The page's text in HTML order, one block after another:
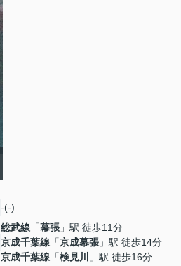
-(-)
総武線 「幕張 」駅 徒歩11分
京成千葉線 「京成幕張 」駅 徒歩14分
京成千葉線 「検見川 」駅 徒歩16分